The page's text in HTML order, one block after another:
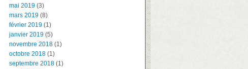
mai 2019 (3)
mars 2019 (8)
février 2019 (1)
janvier 2019 (5)
novembre 2018 (1)
octobre 2018 (1)
septembre 2018 (1)